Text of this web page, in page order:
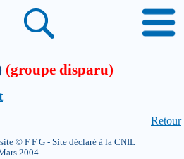
(groupe disparu)
Retour
© F F G - Site déclaré à la CNIL
2004